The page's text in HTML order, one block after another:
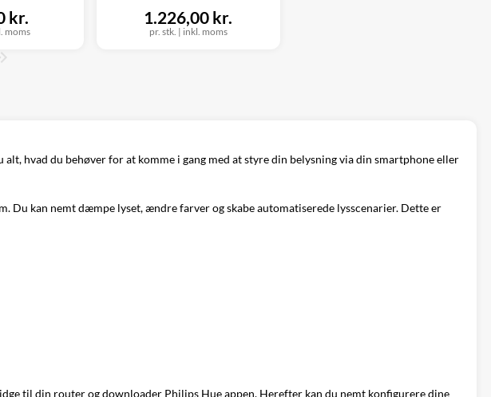
moms
kr.
pr. stk. | inkl. moms
1.226,00 kr.
hvad du behøver for at komme i gang med at styre din belysning via din smartphone eller
Du kan nemt dæmpe lyset, ændre farver og skabe automatiserede lysscenarier. Dette er
til din router og downloader Philips Hue appen. Herefter kan du nemt konfigurere dine